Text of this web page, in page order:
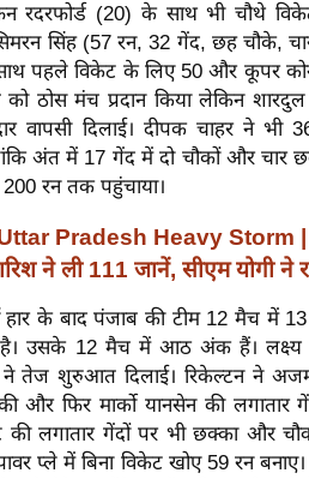
रदरफोर्ड (20) के साथ भी चौथे
सिंह (57 रन, 32 गेंद, छह चौके,
पहले विकेट के लिए 50 और कूपर
ठोस मंच प्रदान किया लेकिन
वापसी दिलाई। दीपक चाहर ने
अंत में 17 गेंद में दो चौकों और चार
रन तक पहुंचाया।
Pradesh Heavy Storm |
ने ली 111 जानें, सीएम योगी ने
हार के बाद पंजाब की टीम 12 मैच में
है। उसके 12 मैच में आठ अंक हैं। लक्ष्य
ने तेज शुरुआत दिलाई। रिकेल्टन ने
फिर मार्को यानसेन की लगातार
की लगातार गेंदों पर भी छक्का और
प्ले में बिना विकेट खोए 59 रन